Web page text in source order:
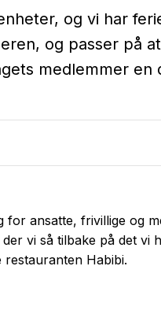
og vi har
og passer på
medlemmer en
ansatte, frivillige og
vi så tilbake på det vi
restauranten Habibi.